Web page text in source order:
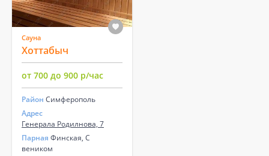
Сауна
Хоттабыч
от 700 до 900 р/час
Район Симферополь
Адрес
Генерала Родилнова, 7
Парная Финская, С
веником